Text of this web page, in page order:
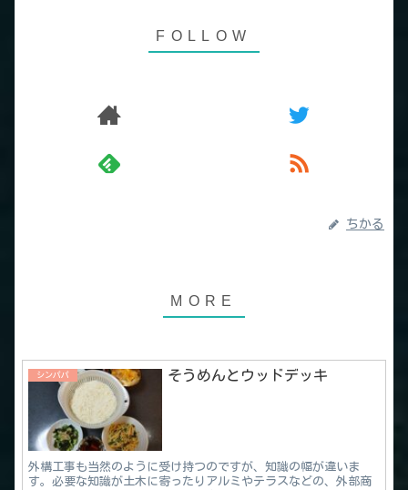
ちかる
シンパパ そうめんとウッドデッキ
外構工事も当然のように受け持つのですが、知識の幅が違いま
す。必要な知識が土木に寄ったりアルミやテラスなどの、外部商